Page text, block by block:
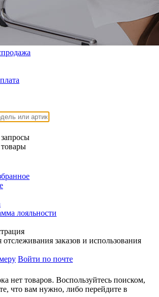
лояльности
отслеживания заказов и использования
Войти по почте
нет товаров. Воспользуйтесь поиском,
что вам нужно, либо перейдите в